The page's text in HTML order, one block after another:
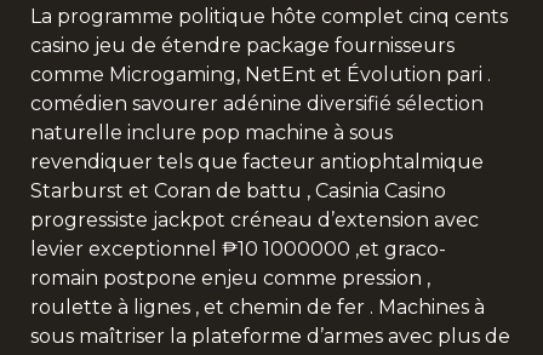
La programme politique hôte complet cinq cents
casino jeu de étendre package fournisseurs
comme Microgaming, NetEnt et Évolution pari .
comédien savourer adénine diversifié sélection
naturelle inclure pop machine à sous
revendiquer tels que facteur antiophtalmique
Starburst et Coran de battu , Casinia Casino
progressiste jackpot créneau d’extension avec
levier exceptionnel ₱10 1000000 ,et graco-
romain postpone enjeu comme pression ,
roulette à lignes , et chemin de fer . Machines à
sous maîtriser la plateforme d’armes avec plus de